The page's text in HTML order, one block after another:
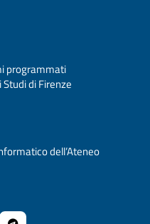
programmati
di Firenze
dell’Ateneo